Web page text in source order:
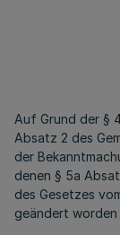
Auf Grund der §
Absatz 2 des
der
denen § 5a
des Gesetzes
geändert